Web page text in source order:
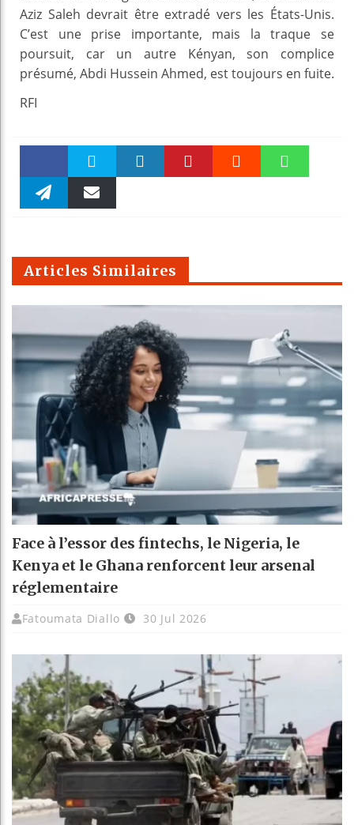
Aziz Saleh devrait être extradé vers les États-Unis.
C’est une prise importante, mais la traque se
poursuit, car un autre Kényan, son complice
présumé, Abdi Hussein Ahmed, est toujours en fuite.
RFI
Faceboo Twitter
m
Articles Similaires
Face à l’essor des fintechs, le Nigeria, le
Kenya et le Ghana renforcent leur arsenal
réglementaire
Fatoumata Diallo 30 Jul 2026